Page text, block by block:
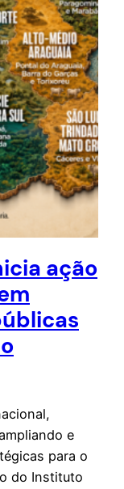
ação
e
para o
do Instituto